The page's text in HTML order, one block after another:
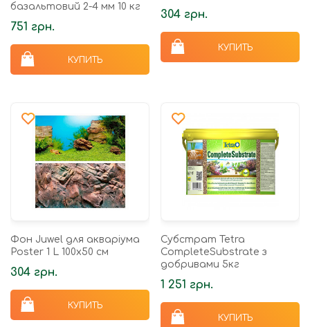
базальтовий 2-4 мм 10 кг
751 грн.
КУПИТЬ
304 грн.
КУПИТЬ
Фон Juwel для акваріума
Poster 1 L 100x50 см
304 грн.
КУПИТЬ
Субстрат Tetra
CompleteSubstrate з
добривами 5кг
1 251 грн.
КУПИТЬ